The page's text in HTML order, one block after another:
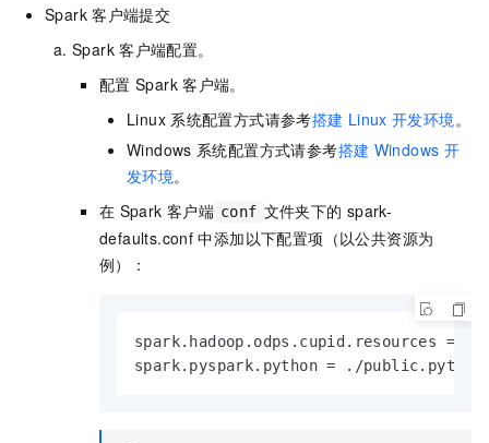
Spark 客户端提交
Spark 客户端配置。
配置 Spark 客户端。
Linux 系统配置方式请参考搭建 Linux 开发环境。
Windows 系统配置方式请参考搭建 Windows 开
发环境。
在 Spark 客户端 conf 文件夹下的 spark-
defaults.conf 中添加以下配置项（以公共资源为
例）：
spark.hadoop.odps.cupid.resources =
spark.pyspark.python = ./